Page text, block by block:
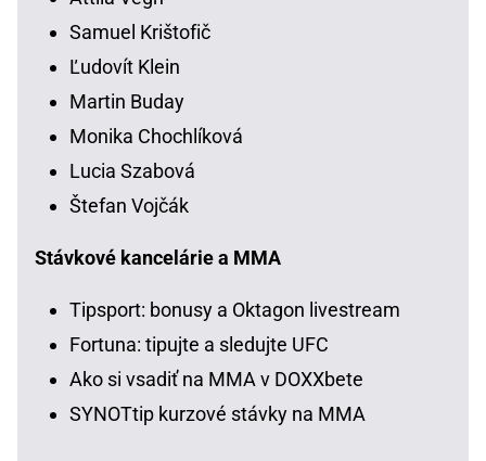
Samuel Krištofič
Ľudovít Klein
Martin Buday
Monika Chochlíková
Lucia Szabová
Štefan Vojčák
Stávkové kancelárie a MMA
Tipsport: bonusy a Oktagon livestream
Fortuna: tipujte a sledujte UFC
Ako si vsadiť na MMA v DOXXbete
SYNOTtip kurzové stávky na MMA